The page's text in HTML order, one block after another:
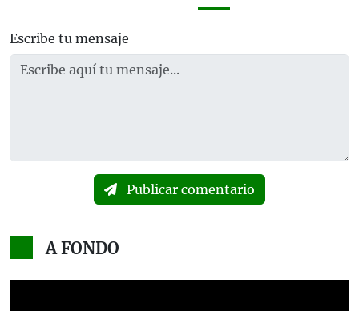
Escribe tu mensaje
Publicar comentario
A FONDO